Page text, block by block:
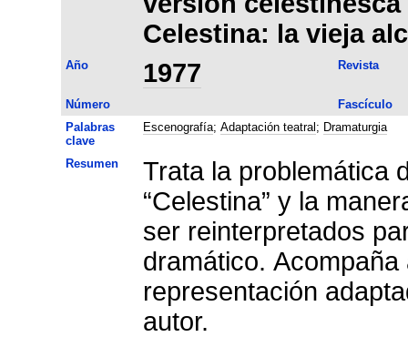
Celestina: la vieja
Año 1977 Revista
Número
Fascículo
Palabras
clave
Escenografía; Adaptación teatral ; Dramaturgia
Resumen
Trata la problemática
“Celestina” y la
ser reinterpretados
dramático.
representación
autor.